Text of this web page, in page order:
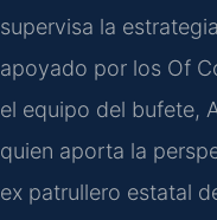
supervisa la
apoyado por los Of
el equipo del bufete,
quien aporta la
ex patrullero estatal